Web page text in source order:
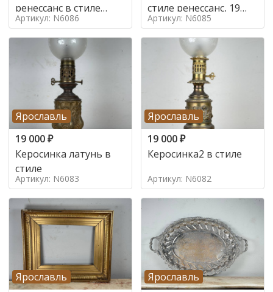
ренессанс в стиле
ренессанс,
Артикул: N6086
стиле ренессанс, 19
век
Артикул: N6085
Ярославль
19 000₽
Керосинка латунь в
стиле
Артикул: N6083
Ярославль
19 000₽
Керосинка2 в стиле
Артикул: N6082
Ярославль
Ярославль